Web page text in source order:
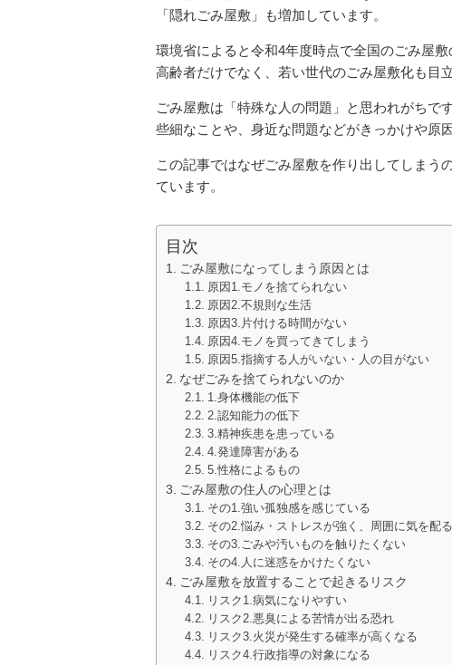
「隠れごみ屋敷」も増加しています。
環境省によると令和4年度時点で全国のごみ屋
高齢者だけでなく、若い世代のごみ屋敷化も目
ごみ屋敷は「特殊な人の問題」と思われがちで
些細なことや、身近な問題などがきっかけや原
この記事ではなぜごみ屋敷を作り出してしまう
ています。
目次
ごみ屋敷になってしまう原因とは
原因1.モノを捨てられない
原因2.不規則な生活
原因3.片付ける時間がない
原因4.モノを買ってきてしまう
原因5.指摘する人がいない・人の目がない
なぜごみを捨てられないのか
1.身体機能の低下
2.認知能力の低下
3.精神疾患を患っている
4.発達障害がある
5.性格によるもの
ごみ屋敷の住人の心理とは
その1.強い孤独感を感じている
その2.悩み・ストレスが強く、周囲に気を配
その3.ごみや汚いものを触りたくない
その4.人に迷惑をかけたくない
ごみ屋敷を放置することで起きるリスク
リスク1.病気になりやすい
リスク2.悪臭による苦情が出る恐れ
リスク3.火災が発生する確率が高くなる
リスク4.行政指導の対象になる